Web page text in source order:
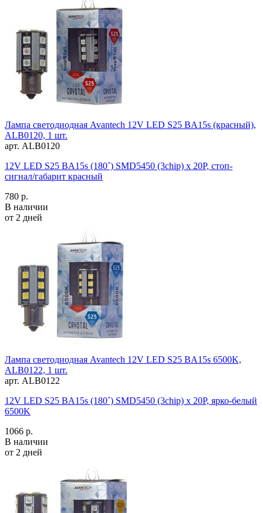
Лампа светодиодная Avantech 12V LED S25 BA15s (красный),
ALB0120, 1 шт.
арт. ALB0120
12V LED S25 BA15s (180˚) SMD5450 (3chip) x 20P, стоп-
сигнал/габарит красный
780 р.
В наличии
от 2 дней
Лампа светодиодная Avantech 12V LED S25 BA15s 6500K,
ALB0122, 1 шт.
арт. ALB0122
12V LED S25 BA15s (180˚) SMD5450 (3chip) x 20P, ярко-белый
6500K
1066 р.
В наличии
от 2 дней